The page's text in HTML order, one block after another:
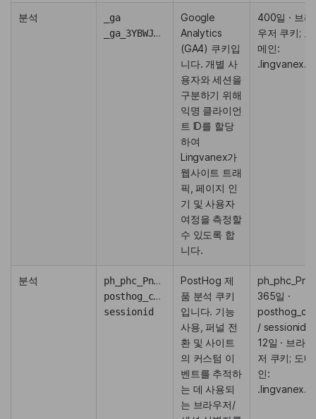
분석
_ga
_ga_3YBWJ4X67C
Google
Analytics
(GA4) 쿠키입
니다. 개별 사
용자와 세션을
구분하기 위해
익명 클라이언
트 ID를 할당
하여
Lingvanex가
웹사이트 트래
픽, 페이지 인
기 및 사용자
여정을 측정할
수 있도록 합
니다.
400일 · 브라
우저 쿠키; 도
메인:
분석 ph_phc_PnPj5EuqaKiQZ1ZSNhmF2txdyecD8PbYwGEHdIpTsmd_posthog
posthog_csrftoken
sessionid
PostHog 제
품 분석 쿠키
입니다. 기능
사용, 퍼널 전
환 및 사이트
의 커스텀 이
벤트를 추적하
는 데 사용되
는 브라우저/
365일 ·
/ sessionid:
12일 · 브라우
저 쿠키; 도메
인: